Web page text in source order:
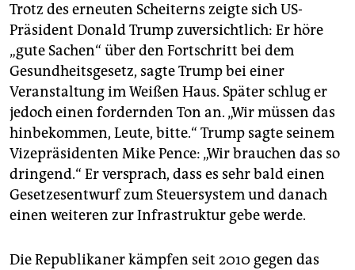
Trotz des erneuten Scheiterns zeigte sich US-
Präsident Donald Trump zuversichtlich: Er höre
„gute Sachen“ über den Fortschritt bei dem
Gesundheitsgesetz, sagte Trump bei einer
Veranstaltung im Weißen Haus. Später schlug er
jedoch einen fordernden Ton an. „Wir müssen das
hinbekommen, Leute, bitte.“ Trump sagte seinem
Vizepräsidenten Mike Pence: „Wir brauchen das so
dringend.“ Er versprach, dass es sehr bald einen
Gesetzesentwurf zum Steuersystem und danach
einen weiteren zur Infrastruktur gebe werde.
Die Republikaner kämpfen seit 2010 gegen das